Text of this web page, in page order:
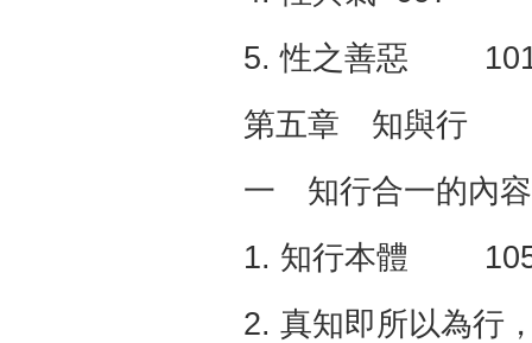
5. 性之善惡
第五章 知與
一 知行合一的內
1. 知行本體
2. 真知即所以為行